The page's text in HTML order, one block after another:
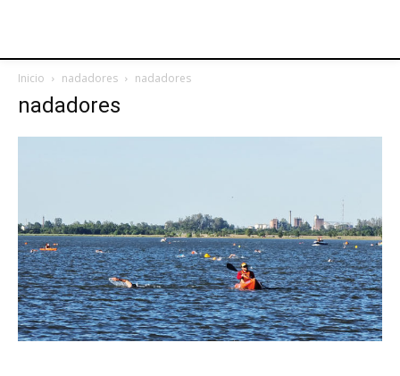
Inicio nadadores nadadores
nadadores